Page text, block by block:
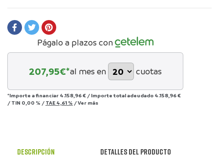
Págalo a plazos con
207,95€*al mes en cuotas
*Importe a financiar 4.158,96 € / Importe total adeudado 4.158,96 €
/ TIN 0,00 % / TAE 4,61 % /Ver más
Descripción Detalles del producto